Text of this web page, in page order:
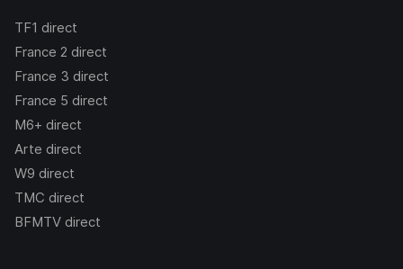
TF1 direct
France 2 direct
France 3 direct
France 5 direct
M6+ direct
Arte direct
W9 direct
TMC direct
BFMTV direct